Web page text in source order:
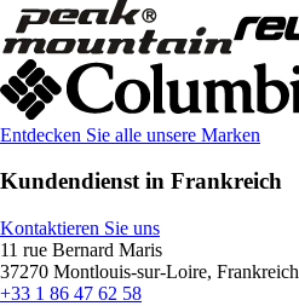
Entdecken Sie alle unsere Marken
Kundendienst in Frankreich
Kontaktieren Sie uns
11 rue Bernard Maris
37270 Montlouis-sur-Loire, Frankreich
+33 1 86 47 62 58